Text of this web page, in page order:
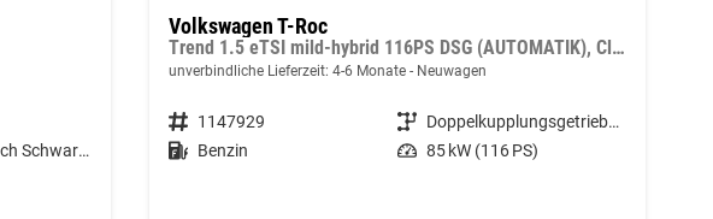
Ascot Grau Dach Schwarz 6UA1
Volkswagen T-Roc
Trend 1.5 eTSI mild-hybrid 116PS DSG (AUTOMATIK), Climatronic, Parksensoren vorne/hinten, Radio 10,3" + Wireless App-Connect, Toter-Winkel-Warner, Tempomat, M-Lederlenkrad, Armlehne vorn, LED-Scheinwerfer, Dachreling
unverbindliche Lieferzeit: 4-6 Monate Neuwagen
Fahrzeugnummer 1147929 Getriebe
Doppelkupplungsgetriebe (DSG)
Kraftstoff Benzin Leistung 85 kW (116 PS)